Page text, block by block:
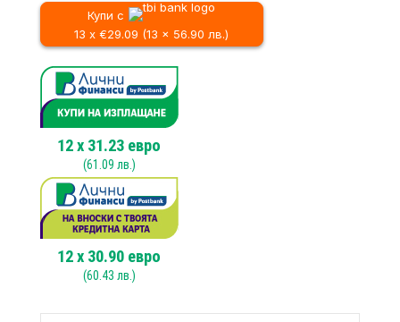
DeWALT
D26422,
350W,
мм
Купи с
13 x €29.09 (13 x 56.90 лв.)
12x 31.23 евро
(61.09 лв.)
12x 30.90 евро
(60.43 лв.)